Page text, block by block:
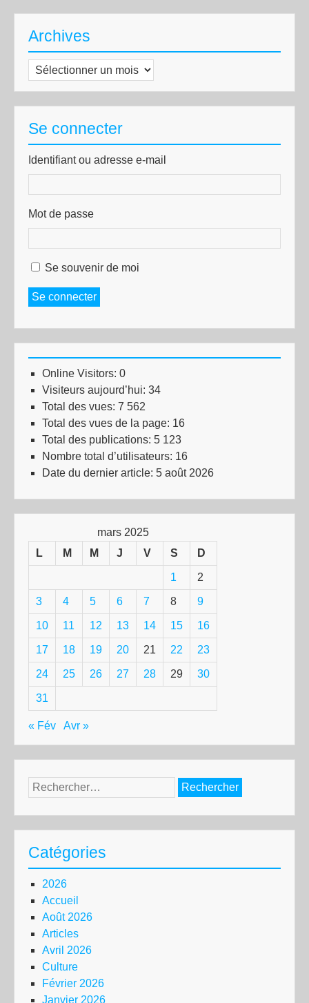
Archives
Archives
Se connecter
Identifiant ou adresse e-mail
Mot de passe
Se souvenir de moi
Se connecter
Online Visitors: 0
Visiteurs aujourd’hui: 34
Total des vues: 7 562
Total des vues de la page: 16
Total des publications: 5 123
Nombre total d’utilisateurs: 16
Date du dernier article: 5 août 2026
mars 2025
L
M M J V S D
1 2
3 4 5 6 7 8 9
10 11 12 13 14 15 16
17 18 19 20 21 22 23
24 25 26 27 28 29 30
31
« Fév Avr »
Rechercher :
Catégories
2026
Accueil
Août 2026
Articles
Avril 2026
Culture
Février 2026
Janvier 2026